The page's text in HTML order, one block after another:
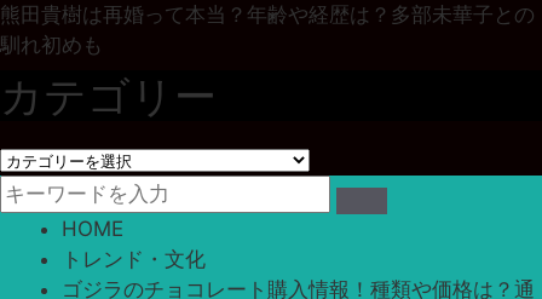
熊田貴樹は再婚って本当？年齢や経歴は？多部未華子との
馴れ初めも
カテゴリー
カ
テ
ゴ
HOME
トレンド・文化
ゴジラのチョコレート購入情報！種類や価格は？通